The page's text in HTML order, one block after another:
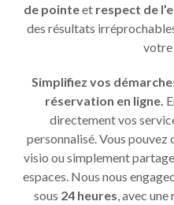
de pointeet respect de
des résultats
votre
Simplifiez vos
réservation en ligne.
directement vos
personnalisé. Vous pouvez
visio ou simplement
espaces. Nous nous
sous 24 heures , avec